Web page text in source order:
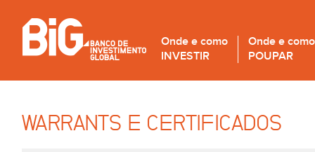
Onde e como
INVESTIR
Onde e como
POUPAR
WARRANTS E CERTIFICADOS